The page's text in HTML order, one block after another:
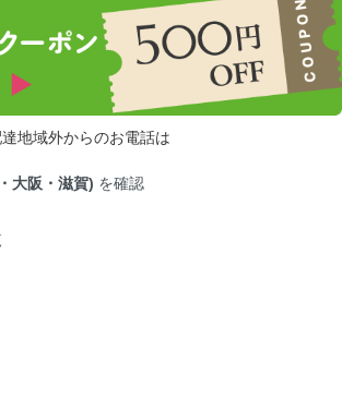
地域外からのお電話は
大阪・滋賀) を確認